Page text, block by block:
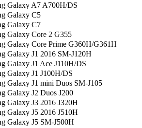
Galaxy A7 A700H/DS
Galaxy C5
Galaxy C7
Galaxy Core 2 G355
Galaxy Core Prime G360H/G361H
Galaxy J1 2016 SM-J120H
Galaxy J1 Ace J110H/DS
Galaxy J1 J100H/DS
Galaxy J1 mini Duos SM-J105
Galaxy J2 Duos J200
Galaxy J3 2016 J320H
Galaxy J5 2016 J510H
Galaxy J5 SM-J500H